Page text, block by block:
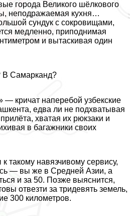
города Великого шёлкового
неподражаемая кухня…
сундук с сокровищами,
медленно, приподнимая
и вытаскивая один
В Самарканд?
— кричат наперебой узбекские
едва ли не подхватывая
хватая их рюкзаки и
в багажники своих
такому навязчивому сервису,
— вы же в Средней Азии, а
и за 50. Позже выяснится,
отвезти за тридевять земель,
300 километров.